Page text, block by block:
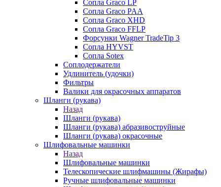
Сопла Graco LP
Сопла Graco PAA
Сопла Graco XHD
Сопла Graco FFLP
Форсунки Wagner TradeTip 3
Сопла HYVST
Сопла Sotex
Соплодержатели
Удлинитель (удочки)
Фильтры
Валики для окрасочных аппаратов
Шланги (рукава)
Назад
Шланги (рукава)
Шланги (рукава) абразивоструйные
Шланги (рукава) окрасочные
Шлифовальные машинки
Назад
Шлифовальные машинки
Телескопические шлифмашины (Жирафы)
Ручные шлифовальные машинки